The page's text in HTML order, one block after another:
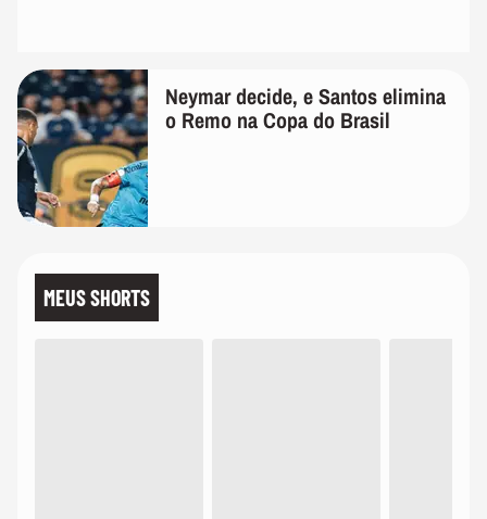
Neymar decide, e Santos elimina
o Remo na Copa do Brasil
MEUS SHORTS